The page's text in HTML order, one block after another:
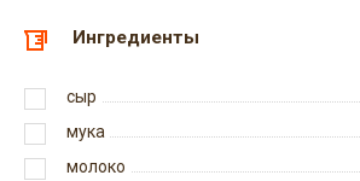
Ингредиенты
сыр
мука
молоко